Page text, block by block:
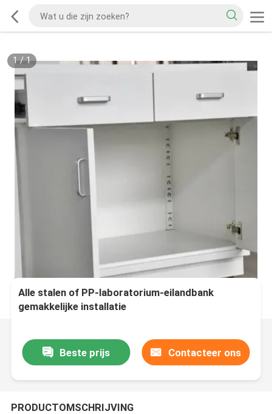
1/1
Alle stalen of PP-laboratorium-eilandbank
gemakkelijke installatie
Beste prijs Contacteer ons
PRODUCTOMSCHRIJVING